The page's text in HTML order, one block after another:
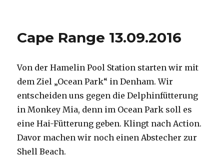
Cape Range 13.09.2016
Von der Hamelin Pool Station starten wir mit
dem Ziel „Ocean Park“ in Denham. Wir
entscheiden uns gegen die Delphinfütterung
in Monkey Mia, denn im Ocean Park soll es
eine Hai-Fütterung geben. Klingt nach Action.
Davor machen wir noch einen Abstecher zur
Shell Beach.